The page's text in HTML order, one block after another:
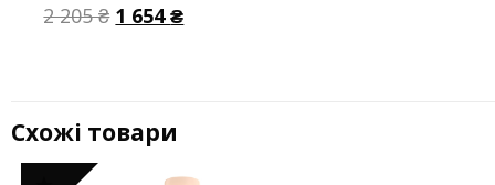
2 205₴ 1 654₴
Схожі товари